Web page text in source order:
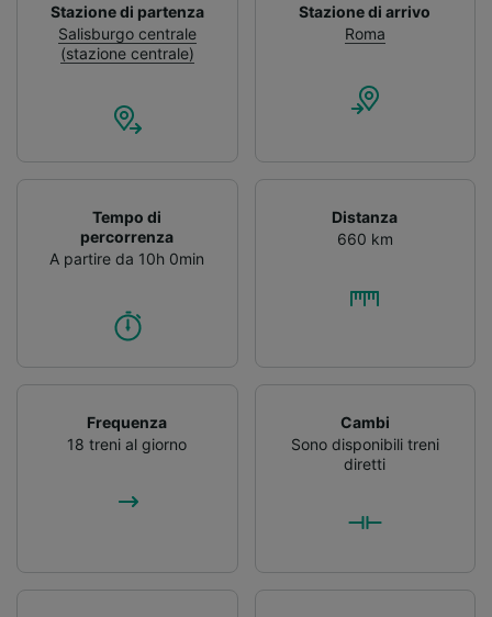
Stazione di partenza
Salisburgo centrale
(stazione centrale)
Stazione di arrivo
Roma
Tempo di
percorrenza
A partire da 10h 0min
Distanza
660 km
Frequenza
18 treni al giorno
Cambi
Sono disponibili treni
diretti